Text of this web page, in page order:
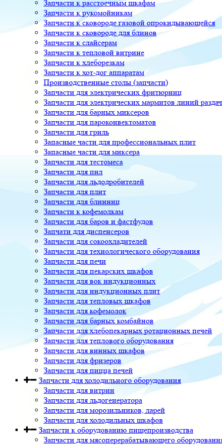
Запчасти к расстоечным шкафам
Запчасти к рукомойникам
Запчасти к сковороде газовой опрокидывающейся
Запчасти к сковороде для блинов
Запчасти к слайсерам
Запчасти к тепловой витрине
Запчасти к хлеборезкам
Запчасти к хот-дог аппаратам
Производственные столы (запчасти)
Запчасти для электрических фритюрниц
Запчасти для электрических мармитов линий
Запчасти для барных миксеров
Запчасти для пароконвектоматов
Запчасти для гриль
Запасные части для профессиональных плит
Запасные части для миксера
Запчасти для тестомеса
Запчасти для пил
Запчасти для льдодробителей
Запчасти для плит
Запчасти для блинниц
Запчасти к кофемолкам
Запчасти для баров и фастфудов
Запчати для диспенсеров
Запчасти для сокоохладителей
Запчасти для технологического оборудования
Запчасти для печи
Запчасти для пекарских шкафов
Запчасти для вок индукционных
Запчасти для индукционных плит
Запчасти для тепловых шкафов
Запчасти для кофемолок
Запчасти для барных комбайнов
Запчасти для хлебопекарных ротационных печей
Запчасти для теплового оборудования
Запчасти для винных шкафов
Запчасти для фризеров
Запчасти для пицца печей
Запчасти для холодильного оборудования
Запчасти для витрин
Запчасти для льдогенератора
Запчасти для морозильников, ларей
Запчасти для холодильных шкафов
Запчасти к оборудованию пищепроизводства
Запчасти для мясоперерабатывающего